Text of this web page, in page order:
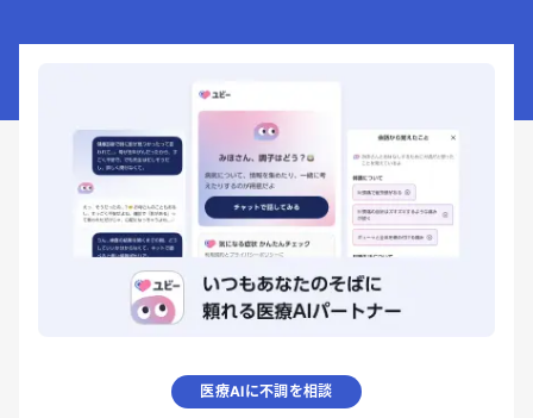
医療AIに不調を相談